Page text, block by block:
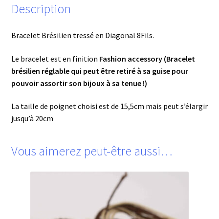
Description
Bracelet Brésilien tressé en Diagonal 8Fils.
Le bracelet est en finition Fashion accessory (Bracelet
brésilien réglable qui peut être retiré à sa guise pour
pouvoir assortir son bijoux à sa tenue !)
La taille de poignet choisi est de 15,5cm mais peut s’élargir
jusqu’à 20cm
Vous aimerez peut-être aussi…